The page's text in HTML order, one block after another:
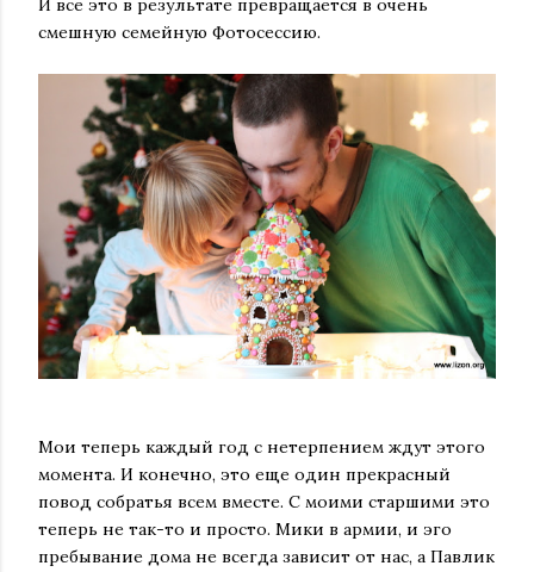
И все это в результате превращается в очень
смешную семейную Фотосессию.
Мои теперь каждый год с нетерпением ждут этого
момента. И конечно, это еще один прекрасный
повод собратья всем вместе. С моими старшими это
теперь не так-то и просто. Мики в армии, и эго
пребывание дома не всегда зависит от нас, а Павлик